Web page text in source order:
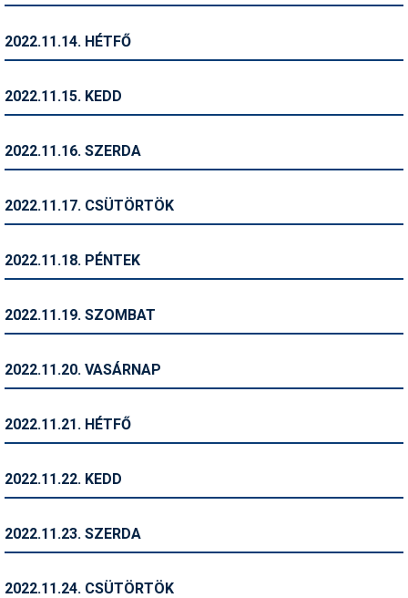
Símánia
Síszerviz
Snowboard
Szakértők
Telemark
2022.11.14. HÉTFŐ
2022.11.15. KEDD
2022.11.16. SZERDA
2022.11.17. CSÜTÖRTÖK
2022.11.18. PÉNTEK
2022.11.19. SZOMBAT
2022.11.20. VASÁRNAP
2022.11.21. HÉTFŐ
2022.11.22. KEDD
2022.11.23. SZERDA
2022.11.24. CSÜTÖRTÖK